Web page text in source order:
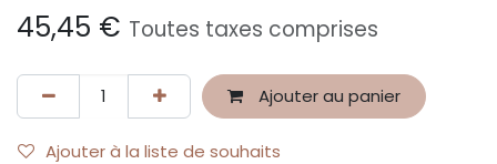
45,45 € Toutes taxes comprises
Ajouter au panier
Ajouter à la liste de souhaits